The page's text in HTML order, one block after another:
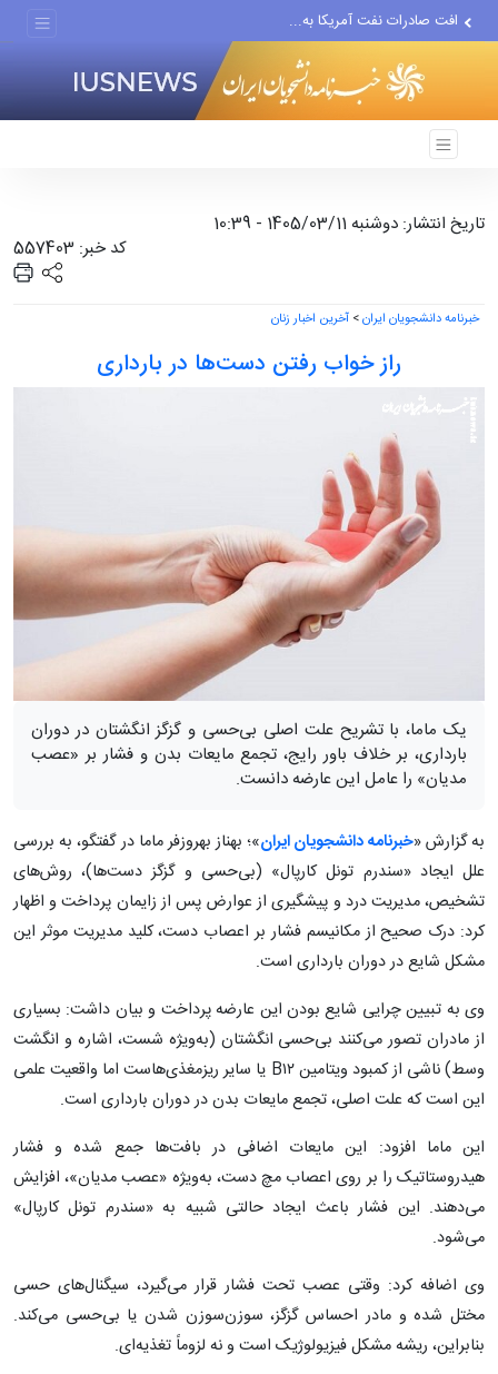
افت صادرات نفت آمریکا به...
انصارالله حمله به یک نفتکش...
حادثه امنیتی دریایی در جنوب...
تاریخ انتشار: دوشنبه 1405/03/11 - 10:39
کد خبر: 557403
خبرنامه دانشجویان ایران> آخرین اخبار زنان
راز خواب رفتن دست‌ها در بارداری
یک ماما، با تشریح علت اصلی بی‌حسی و گزگز انگشتان در دوران
بارداری، بر خلاف باور رایج، تجمع مایعات بدن و فشار بر «عصب
مدیان» را عامل این عارضه دانست.
به گزارش «خبرنامه دانشجویان ایران»؛ بهناز بهروزفر ماما در گفتگو، به بررسی
علل ایجاد «سندرم تونل کارپال» (بی‌حسی و گزگز دست‌ها)، روش‌های
تشخیص، مدیریت درد و پیشگیری از عوارض پس از زایمان پرداخت و اظهار
کرد: درک صحیح از مکانیسم فشار بر اعصاب دست، کلید مدیریت موثر این
مشکل شایع در دوران بارداری است.
وی به تبیین چرایی شایع بودن این عارضه پرداخت و بیان داشت: بسیاری
از مادران تصور می‌کنند بی‌حسی انگشتان (به‌ویژه شست، اشاره و انگشت
وسط) ناشی از کمبود ویتامین B۱۲ یا سایر ریزمغذی‌هاست اما واقعیت علمی
این است که علت اصلی، تجمع مایعات بدن در دوران بارداری است.
این ماما افزود: این مایعات اضافی در بافت‌ها جمع شده و فشار
هیدروستاتیک را بر روی اعصاب مچ دست، به‌ویژه «عصب مدیان»، افزایش
می‌دهند. این فشار باعث ایجاد حالتی شبیه به «سندرم تونل کارپال»
می‌شود.
وی اضافه کرد: وقتی عصب تحت فشار قرار می‌گیرد، سیگنال‌های حسی
مختل شده و مادر احساس گزگز، سوزن‌سوزن شدن یا بی‌حسی می‌کند.
بنابراین، ریشه مشکل فیزیولوژیک است و نه لزوماً تغذیه‌ای.